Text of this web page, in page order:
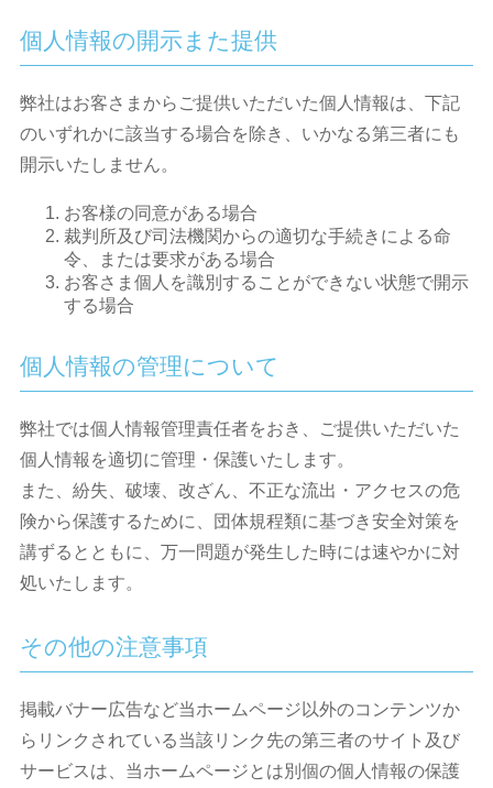
個人情報の開示また提供
弊社はお客さまからご提供いただいた個人情報は、下記
のいずれかに該当する場合を除き、いかなる第三者にも
開示いたしません。
お客様の同意がある場合
裁判所及び司法機関からの適切な手続きによる命
令、または要求がある場合
お客さま個人を識別することができない状態で開示
する場合
個人情報の管理について
弊社では個人情報管理責任者をおき、ご提供いただいた
個人情報を適切に管理・保護いたします。
また、紛失、破壊、改ざん、不正な流出・アクセスの危
険から保護するために、団体規程類に基づき安全対策を
講ずるとともに、万一問題が発生した時には速やかに対
処いたします。
その他の注意事項
掲載バナー広告など当ホームページ以外のコンテンツか
らリンクされている当該リンク先の第三者のサイト及び
サービスは、当ホームページとは別個の個人情報の保護